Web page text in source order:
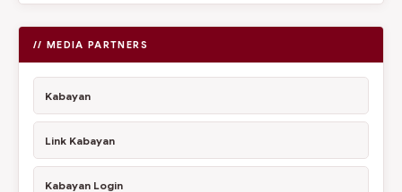
// MEDIA PARTNERS
Kabayan
Link Kabayan
Kabayan Login